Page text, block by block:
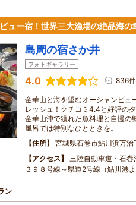
ュー宿！世界三大漁場の絶品海の
島周の宿さか井
フォトギャラリー
4.0 836件
金華山と海を望むオーシャンビュ
レッシュ！クチコミ4.4と好評の
金華山沖で獲れた魚料理と自慢の
風呂では特別なひとときを。
住所
宮城県石巻市鮎川浜万治
アクセス
三陸自動車道・石
３９８号線～県道2号線（鮎川港
ン